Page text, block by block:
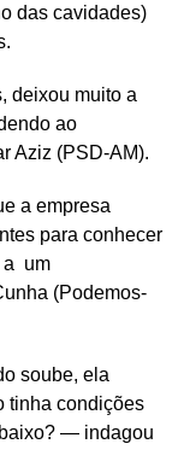
das cavidades)
deixou muito a
ao
Aziz (PSD-AM).
a empresa
para conhecer
a um
(Podemos-
soube, ela
tinha condições
— indagou